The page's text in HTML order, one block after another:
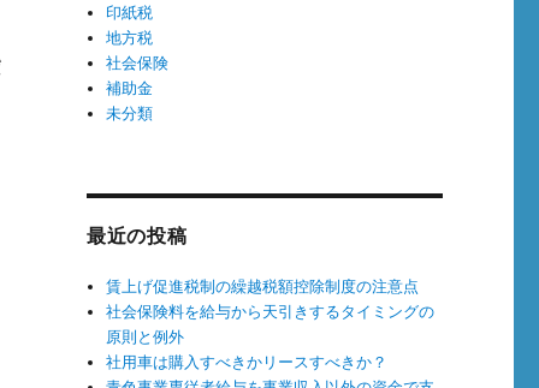
印紙税
地方税
社会保険
補助金
未分類
最近の投稿
賃上げ促進税制の繰越税額控除制度の注意点
社会保険料を給与から天引きするタイミングの
原則と例外
社用車は購入すべきかリースすべきか？